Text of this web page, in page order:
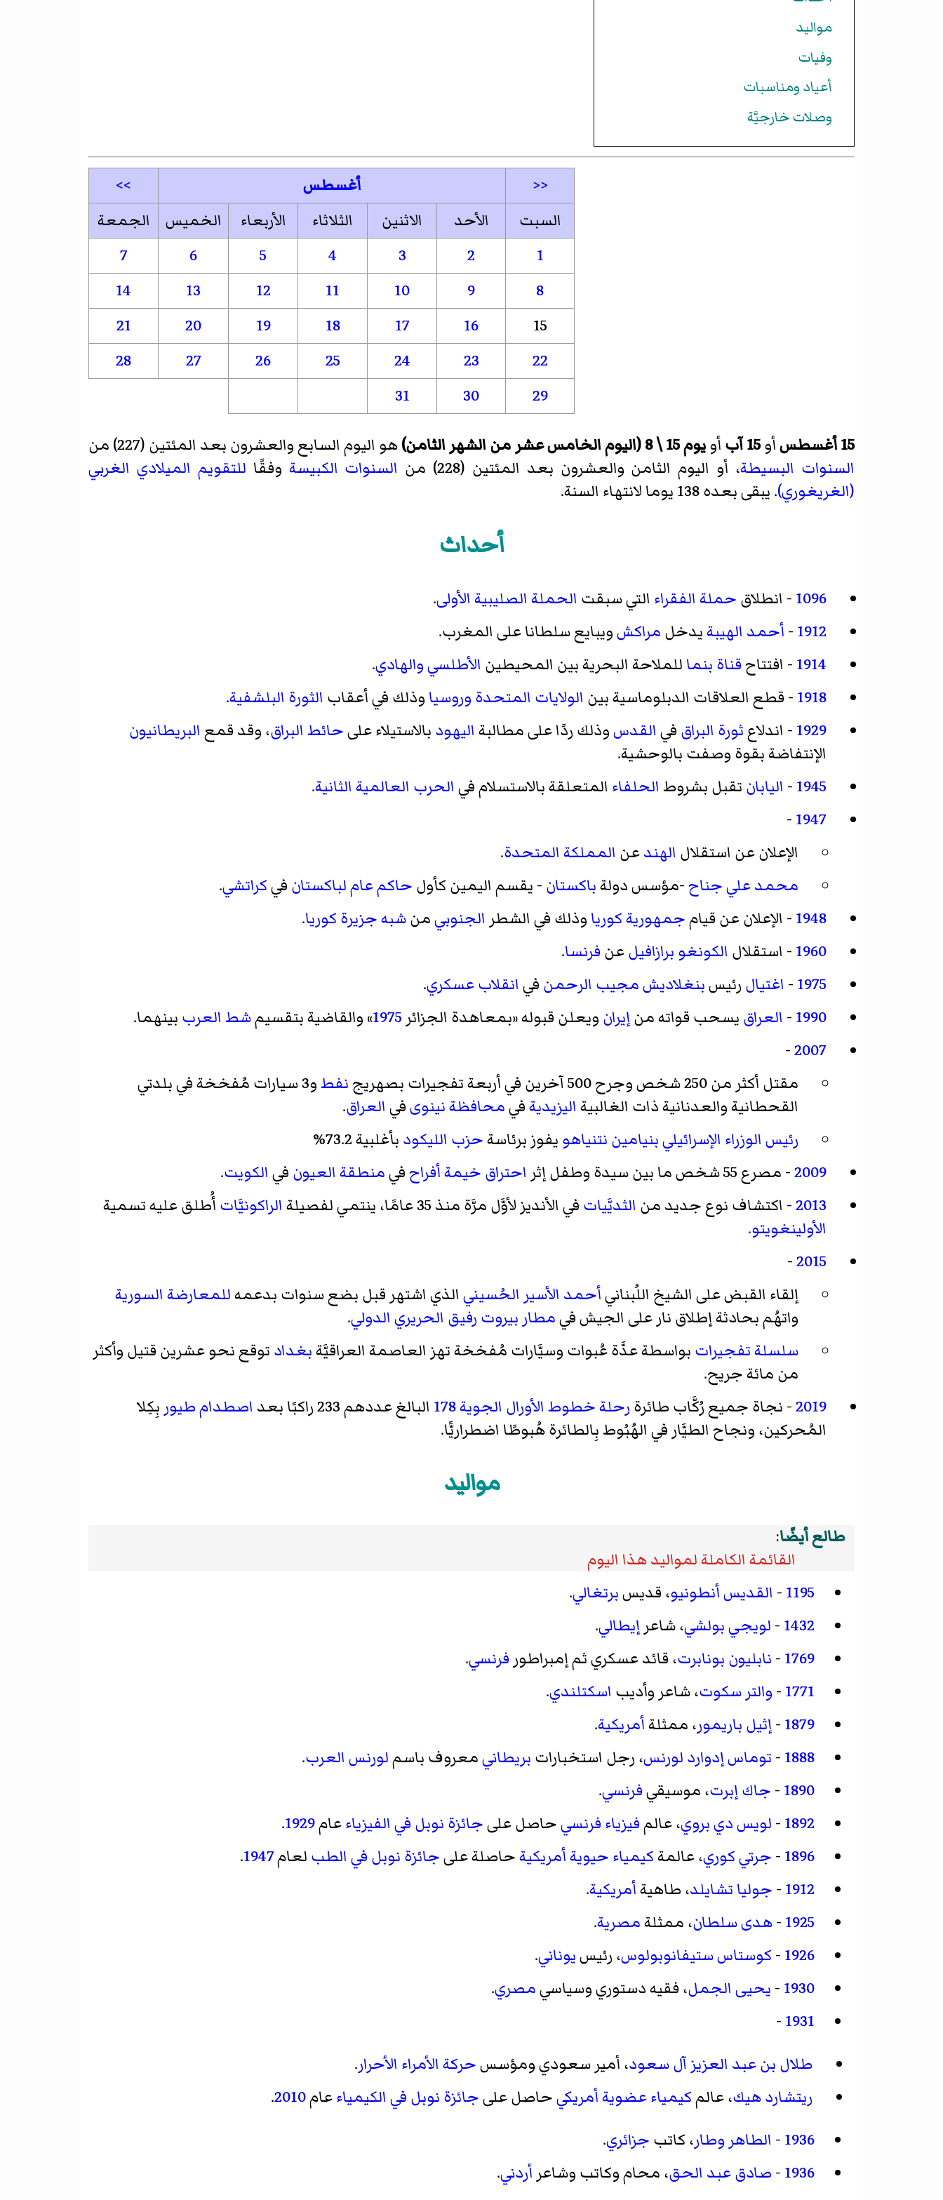
مواليد
وفيات
أعياد ومناسبات
وصلات خارجيَّة
<< أغسطس
>>
السبت
الأحد الاثنين الثلاثاء الأربعاء الخميس
الجمعة
1
2
3
4
5
6
7
8
9
10
11
12
13
14
15
16
17
18
19
20
21
22
23
24
25
26
27
28
29
30
31
15 أغسطس أو15 آب أويوم 15 \ 8 (اليوم الخامس عشر من الشهر الثامن)
هو اليوم السابع والعشرون بعد المئتين (227) من
السنوات البسيطة، أو اليوم الثامن والعشرون بعد المئتين (228) من السنوات الكبيسة وفقًا للتقويم الميلادي الغربي
(الغريغوري). يبقى بعده 138 يوما لانتهاء السنة.
أحداث
1096 - انطلاق حملة الفقراء التي سبقت الحملة الصليبية الأولى.
1912
- أحمد الهيبةيدخل مراكشويبايع سلطانا على المغرب.
1914 - افتتاحقناة بنما للملاحة البحرية بين المحيطين الأطلسيوالهادي.
1918 - قطع العلاقات الدبلوماسية بين الولايات المتحدة وروسيا وذلك في أعقاب الثورة البلشفية.
1929 - اندلاع ثورة البراق في القدسوذلك ردًا على مطالبة اليهود بالاستيلاء علىحائط البراق، وقد قمع البريطانيون
الإنتفاضة بقوة وصفت بالوحشية.
1945
- اليابان تقبل بشروط الحلفاء المتعلقة بالاستسلام في الحرب العالمية الثانية.
1947
-
الإعلان عن استقلال الهندعن المملكة المتحدة.
محمد علي جناح-مؤسس دولةباكستان - يقسم اليمين كأول حاكم عام لباكستان فيكراتشي.
1948 - الإعلان عن قيامجمهورية كوريا وذلك في الشطر الجنوبيمنشبه جزيرة كوريا.
1960 - استقلال الكونغو برازافيلعن فرنسا.
1975
- اغتيال رئيسبنغلاديشمجيب الرحمن في انقلاب عسكري.
1990
- العراق يسحب قواته منإيران ويعلن قبوله «بمعاهدة الجزائر 1975» والقاضية بتقسيمشط العرب بينهما.
2007
-
مقتل أكثر من 250 شخص وجرح 500 آخرين في أربعة تفجيرات بصهريج
نفط
و3 سيارات مُفخخة في بلدتي
القحطانية والعدنانية ذات الغالبية اليزيديةفيمحافظة نينوىفي العراق.
رئيس الوزراء الإسرائيليبنيامين نتنياهو يفوز برئاسةحزب الليكود بأغلبية 73.2%
2009- مصرع 55 شخص ما بين سيدة وطفل إثر احتراق خيمة أفراحفيمنطقة العيون في الكويت.
2013- اكتشاف نوع جديد من الثديَّيات في الأنديز لأوَّل مرَّة منذ 35 عامًا، ينتمي لفصيلة الراكونيَّات أُطلق عليه تسمية
الأولينغويتو.
2015
-
إلقاء القبض على الشيخ اللُبنانيأحمد الأسير الحُسيني الذي اشتهر قبل بضع سنوات بدعمهللمعارضة السورية
واتهُم بحادثة إطلاق نار على الجيش فيمطار بيروت رفيق الحريري الدولي.
سلسلة تفجيرات بواسطة عدَّة عُبوات وسيَّارات مُفخخة تهز العاصمة العراقيَّةبغداد توقع نحو عشرين قتيل وأكثر
من مائة جريح.
2019- نجاة جميع رُكَّاب طائرة رحلة خطوط الأورال الجوية 178 البالغ عددهم 233 راكبًا بعد اصطدام طيور بِكِلا
المُحركين، ونجاح الطيَّار في الهُبُوط بِالطائرة هُبوطًا اضطراريًّا.
مواليد
طالع أيضًا:
القائمة الكاملة لمواليد هذا اليوم
1195
- القديس أنطونيو، قديسبرتغالي.
1432
- لويجي بولشي، شاعرإيطالي.
1769
- نابليون بونابرت، قائد عسكري ثم إمبراطور فرنسي.
1771
- والتر سكوت، شاعر وأديب اسكتلندي.
1879
-إثيل باريمور، ممثلةأمريكية.
1888
- توماس إدوارد لورنس، رجل استخبارات بريطانيمعروف باسملورنس العرب.
1890
- جاك إبرت، موسيقيفرنسي.
1892
- لويس دي بروي، عالمفيزياء فرنسيحاصل علىجائزة نوبل في الفيزياءعام1929
.
1896
- جرتي كوري، عالمةكيمياء حيويةأمريكيةحاصلة علىجائزة نوبل في الطب لعام1947
.
1912
- جوليا تشايلد، طاهيةأمريكية.
1925
-هدى سلطان، ممثلةمصرية.
1926
- كوستاس ستيفانوبولوس، رئيسيوناني.
1930
- يحيى الجمل، فقيه دستوري وسياسيمصري.
1931
-
طلال بن عبد العزيز آل سعود، أمير سعودي ومؤسسحركة الأمراء الأحرار.
ريتشارد هيك، عالمكيمياء عضويةأمريكيحاصل علىجائزة نوبل في الكيمياءعام2010
.
1936
- الطاهر وطار، كاتب جزائري.
1936
- صادق عبد الحق، محام وكاتب وشاعر أردني.